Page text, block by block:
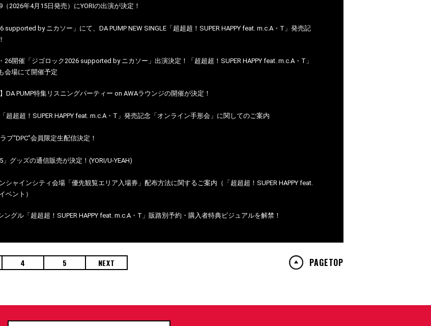
（2026年4月15日発売）にYORIの出演が決定！
supported by ニカソー」にて、DA PUMP NEW SINGLE「超超超！SUPER HAPPY feat. m.c.A・T」発売記
26開催「ジゴロック2026 supported by ニカソー」出演決定！「超超超！SUPER HAPPY feat. m.c.A・T」
会場にて開催予定
DA PUMP特集リスニングパーティー on AWAラウンジの開催が決定！
超超超！SUPER HAPPY feat. m.c.A・T」発売記念「オンライン手形会」に関してのご案内
ブ“DPC”会員限定生配信決定！
グッズの通信販売が決定！(YORI/U-YEAH)
シャインシティ会場「優先観覧エリア入場券」配布方法に関するご案内（「超超超！SUPER HAPPY feat.
ベント）
ングル「超超超！SUPER HAPPY feat. m.c.A・T」販路別予約・購入者特典ビジュアルを解禁！
4 5 NEXT PAGETOP